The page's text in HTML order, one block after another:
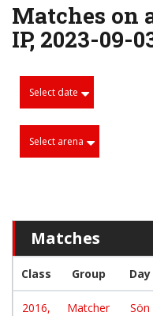
Matches on
IP, 2023-09-
Select date
Select arena
Matches
Class Group Day
2016,
Matcher
Sön